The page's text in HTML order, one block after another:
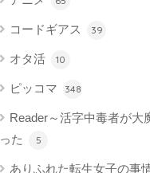
コードギアス 39
オタ活 10
ピッコマ 348
Reader～活字中毒者が大
った
5
ありふれた転生女子の事